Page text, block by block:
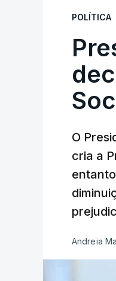
POLÍTICA
O
cria a
Andreia